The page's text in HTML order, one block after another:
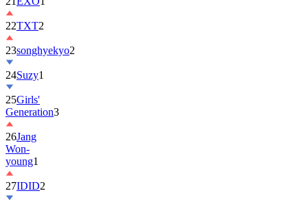
23songhyekyo
24Suzy1
25Girls'
Generation
26Jang
Won-
young1
27IDID
28BOYNEXTDOOR